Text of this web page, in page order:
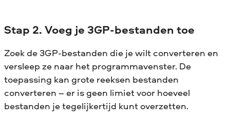
Stap 2. Voeg je 3GP-bestanden toe
Zoek de 3GP-bestanden die je wilt converteren en
versleep ze naar het programmavenster. De
toepassing kan grote reeksen bestanden
converteren – er is geen limiet voor hoeveel
bestanden je tegelijkertijd kunt overzetten.